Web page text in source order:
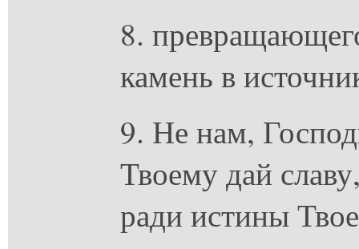
8.
камень в
9. Не нам,
Твоему дай
ради истины